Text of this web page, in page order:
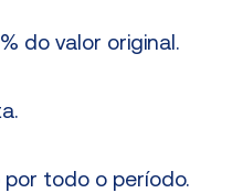
do valor original.
todo o período.